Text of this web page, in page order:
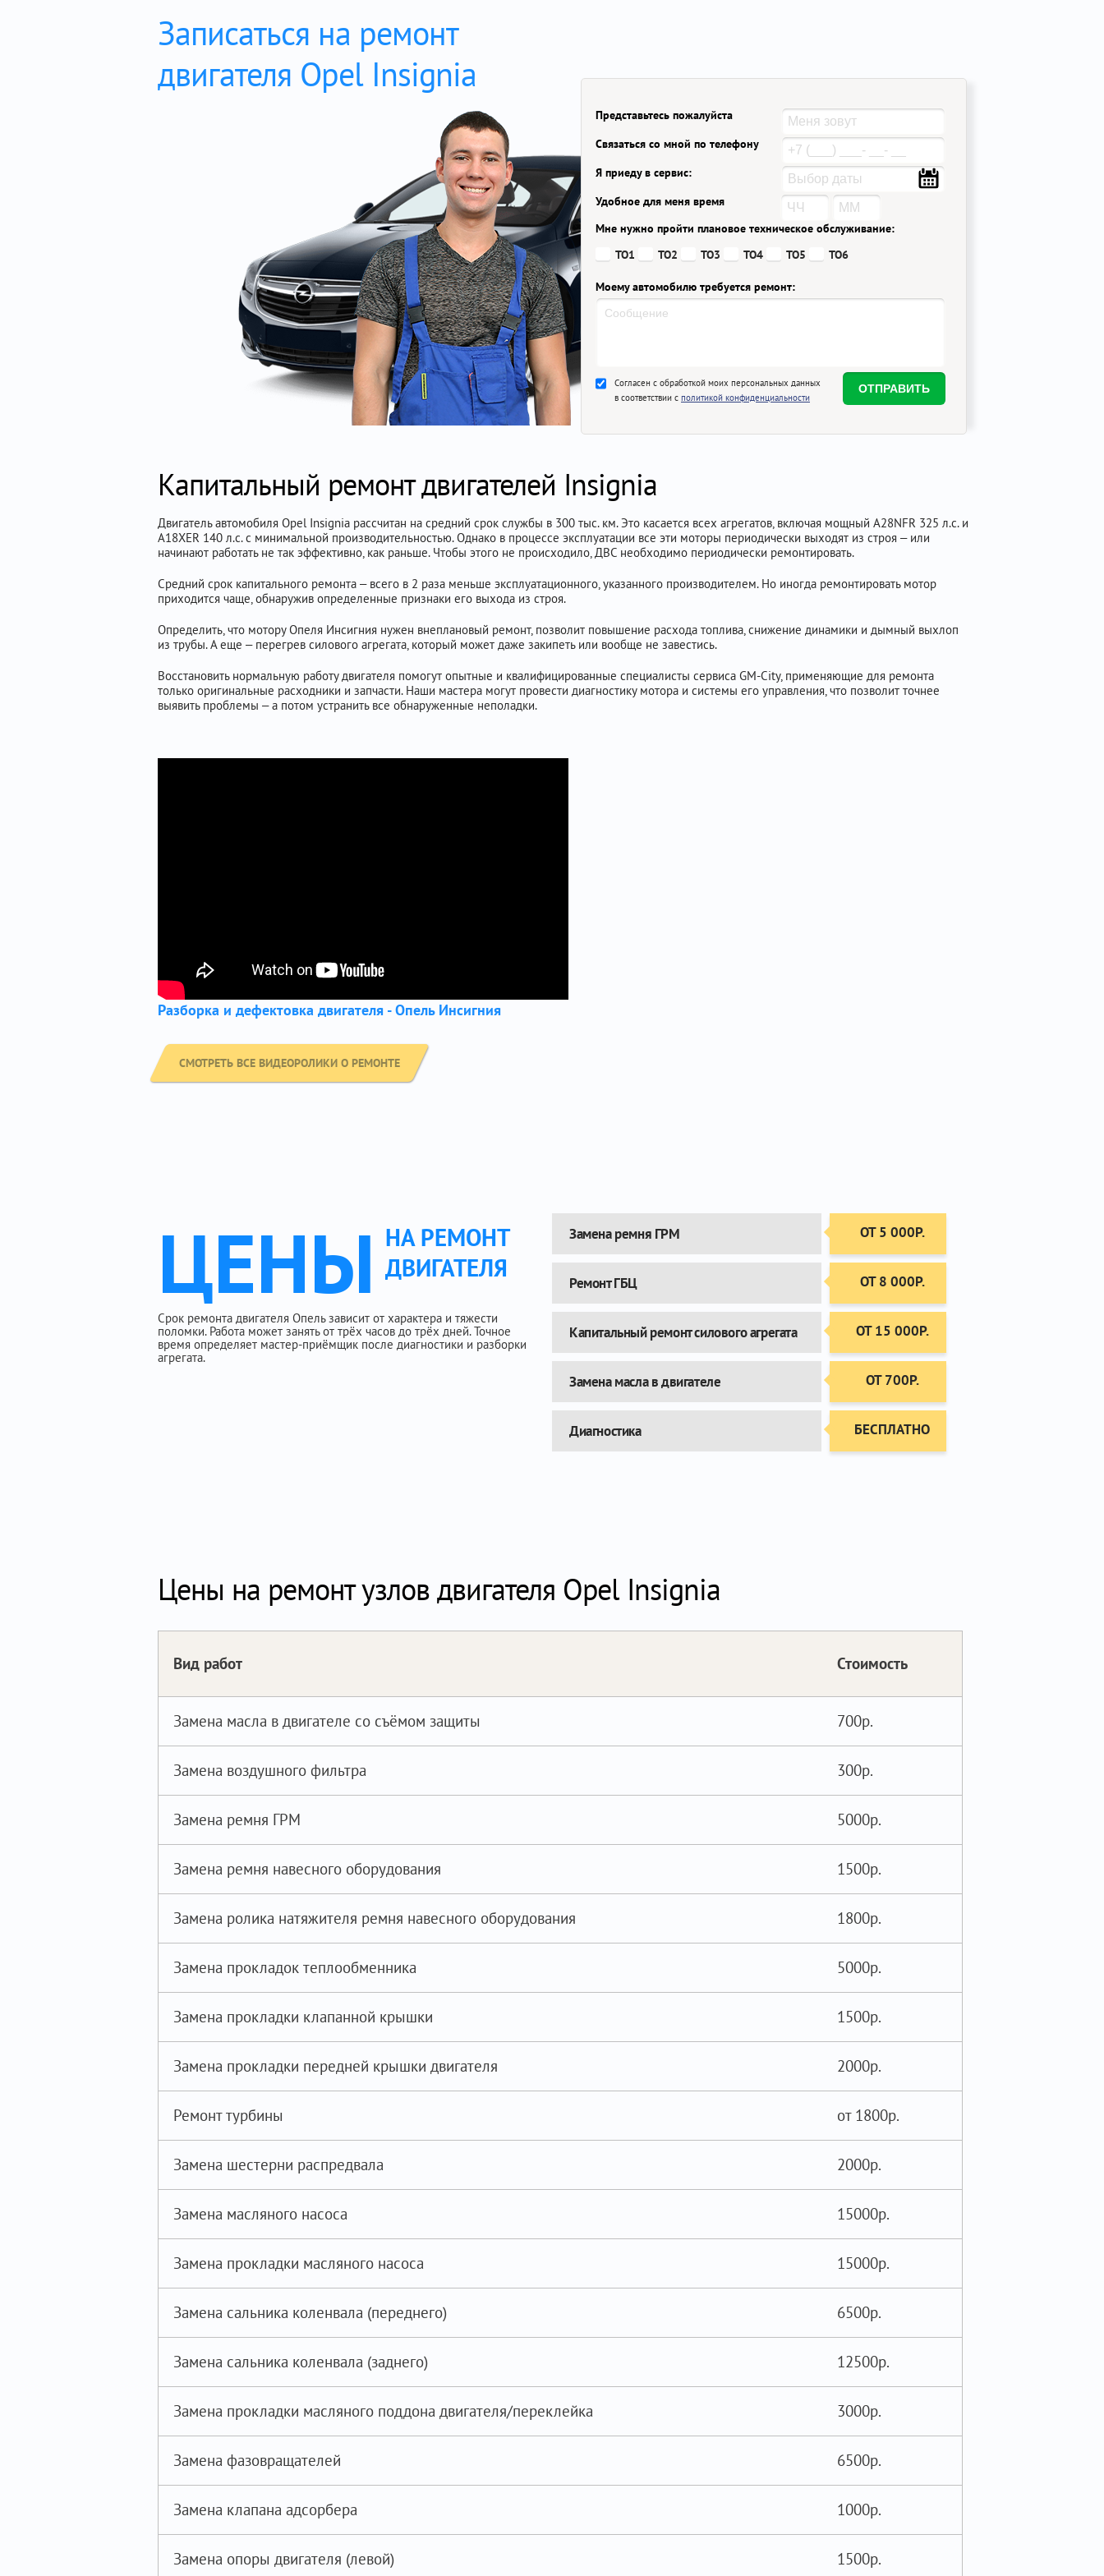
Записаться на ремонт
двигателя Opel Insignia
Представьтесь пожалуйста
Связаться со мной по телефону
Я приеду в сервис:
Удобное для меня время
Мне нужно пройти плановое техническое обслуживание:
ТО1
ТО2 ТО3 ТО4 ТО5 ТО6
Моему автомобилю требуется ремонт:
Согласен с обработкой моих персональных данных
в соответствии с политикой конфиденциальности
Капитальный ремонт двигателей Insignia
Двигатель автомобиля Opel Insignia рассчитан на средний срок службы в 300 тыс. км. Это касается всех агрегатов, включая мощный A28NFR 325 л.с. и
A18XER 140 л.с. с минимальной производительностью. Однако в процессе эксплуатации все эти моторы периодически выходят из строя – или
начинают работать не так эффективно, как раньше. Чтобы этого не происходило, ДВС необходимо периодически ремонтировать.
Средний срок капитального ремонта – всего в 2 раза меньше эксплуатационного, указанного производителем. Но иногда ремонтировать мотор
приходится чаще, обнаружив определенные признаки его выхода из строя.
Определить, что мотору Опеля Инсигния нужен внеплановый ремонт, позволит повышение расхода топлива, снижение динамики и дымный выхлоп
из трубы. А еще – перегрев силового агрегата, который может даже закипеть или вообще не завестись.
Восстановить нормальную работу двигателя помогут опытные и квалифицированные специалисты сервиса GM-City, применяющие для ремонта
только оригинальные расходники и запчасти. Наши мастера могут провести диагностику мотора и системы его управления, что позволит точнее
выявить проблемы – а потом устранить все обнаруженные неполадки.
Разборка и дефектовка двигателя - Опель Инсигния
СМОТРЕТЬ ВСЕ ВИДЕОРОЛИКИ О РЕМОНТЕ
ЦЕНЫ НА РЕМОНТ
ДВИГАТЕЛЯ
Срок ремонта двигателя Опель зависит от характера и тяжести
поломки. Работа может занять от трёх часов до трёх дней. Точное
время определяет мастер-приёмщик после диагностики и разборки
агрегата.
Замена ремня ГРМ ОТ 5 000Р.
Ремонт ГБЦ ОТ 8 000Р.
Капитальный ремонт силового агрегата ОТ 15 000Р.
Замена масла в двигателе ОТ 700Р.
Диагностика БЕСПЛАТНО
Цены на ремонт узлов двигателя Opel Insignia
Вид работ Стоимость
Замена масла в двигателе со съёмом защиты 700р.
Замена воздушного фильтра 300р.
Замена ремня ГРМ 5000р.
Замена ремня навесного оборудования 1500р.
Замена ролика натяжителя ремня навесного оборудования 1800р.
Замена прокладок теплообменника 5000р.
Замена прокладки клапанной крышки 1500р.
Замена прокладки передней крышки двигателя 2000р.
Ремонт турбины от 1800р.
Замена шестерни распредвала 2000р.
Замена масляного насоса 15000р.
Замена прокладки масляного насоса 15000р.
Замена сальника коленвала (переднего) 6500р.
Замена сальника коленвала (заднего) 12500р.
Замена прокладки масляного поддона двигателя/переклейка 3000р.
Замена фазовращателей 6500р.
Замена клапана адсорбера 1000р.
Замена опоры двигателя (левой) 1500р.